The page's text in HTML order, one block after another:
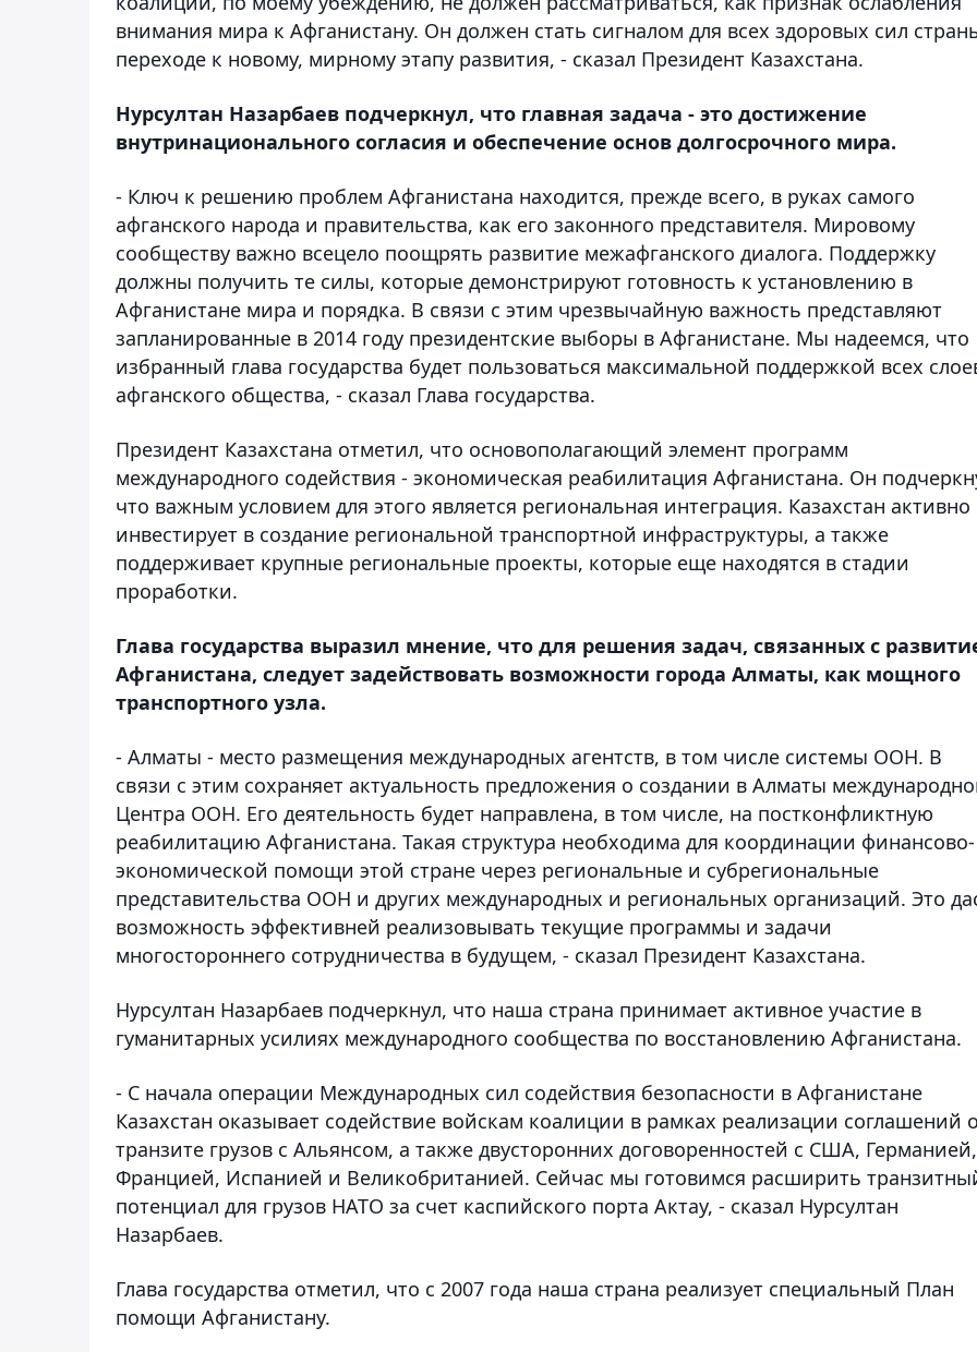
внимания мира к Афганистану. Он должен стать сигналом для всех здоровых сил
переходе к новому, мирному этапу развития, - сказал Президент Казахстана.
Нурсултан Назарбаев подчеркнул, что главная задача - это достижение
внутринационального согласия и обеспечение основ долгосрочного мира.
- Ключ к решению проблем Афганистана находится, прежде всего, в руках самого
афганского народа и правительства, как его законного представителя. Мировому
сообществу важно всецело поощрять развитие межафганского диалога. Поддержку
должны получить те силы, которые демонстрируют готовность к установлению в
Афганистане мира и порядка. В связи с этим чрезвычайную важность представляют
запланированные в 2014 году президентские выборы в Афганистане. Мы надеемся, что
избранный глава государства будет пользоваться максимальной поддержкой всех
афганского общества, - сказал Глава государства.
Президент Казахстана отметил, что основополагающий элемент программ
международного содействия - экономическая реабилитация Афганистана. Он
что важным условием для этого является региональная интеграция. Казахстан активно
инвестирует в создание региональной транспортной инфраструктуры, а также
поддерживает крупные региональные проекты, которые еще находятся в стадии
проработки.
Глава государства выразил мнение, что для решения задач, связанных с
Афганистана, следует задействовать возможности города Алматы, как мощного
транспортного узла.
- Алматы - место размещения международных агентств, в том числе системы ООН. В
связи с этим сохраняет актуальность предложения о создании в Алматы
Центра ООН. Его деятельность будет направлена, в том числе, на постконфликтную
реабилитацию Афганистана. Такая структура необходима для координации финансово-
экономической помощи этой стране через региональные и субрегиональные
представительства ООН и других международных и региональных организаций. Это
возможность эффективней реализовывать текущие программы и задачи
многостороннего сотрудничества в будущем, - сказал Президент Казахстана.
Нурсултан Назарбаев подчеркнул, что наша страна принимает активное участие в
гуманитарных усилиях международного сообщества по восстановлению Афганистана.
- С начала операции Международных сил содействия безопасности в Афганистане
Казахстан оказывает содействие войскам коалиции в рамках реализации соглашений о
транзите грузов с Альянсом, а также двусторонних договоренностей с США, Германией,
Францией, Испанией и Великобританией. Сейчас мы готовимся расширить
потенциал для грузов НАТО за счет каспийского порта Актау, - сказал Нурсултан
Назарбаев.
Глава государства отметил, что с 2007 года наша страна реализует специальный План
помощи Афганистану.